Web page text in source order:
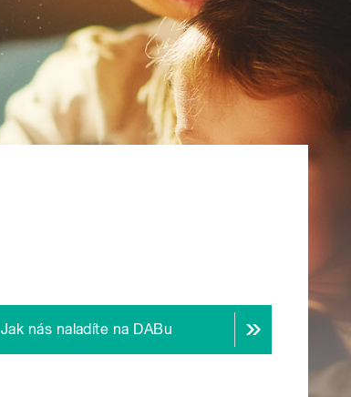
Jak nás naladíte na DABu